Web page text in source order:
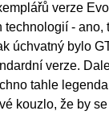
verze
- ano,
úchvatný bylo
verze.
tahle
kouzlo, že by